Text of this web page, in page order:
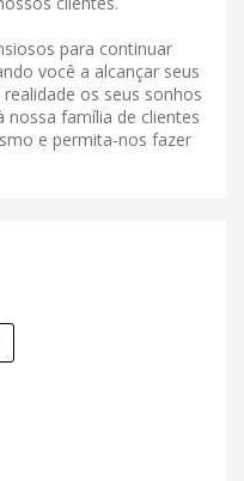
para continuar
você a alcançar seus
os seus sonhos
nossa família de clientes
e permita-nos fazer